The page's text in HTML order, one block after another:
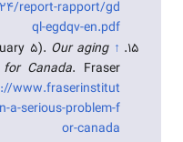
report-rapport/gd
ql-egdqv-en.pdf
↑
5). Our aging
Canada. Fraser
www.fraserinstitut
a-serious-problem-f
or-canada